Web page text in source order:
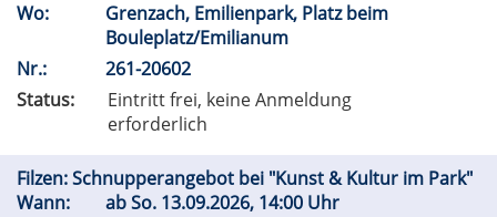
Wo:
Grenzach, Emilienpark, Platz beim
Bouleplatz/Emilianum
Nr.:
261-20602
Status:
Eintritt frei, keine Anmeldung
erforderlich
Filzen: Schnupperangebot bei "Kunst & Kultur im Park"
Wann:
abSo. 13.09.2026, 14:00 Uhr